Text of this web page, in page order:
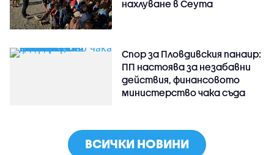
нахлуване в Сеута
Спор за Пловдивския панаир:
ПП настоява за незабавни
действия, финансовото
министерство чака съда
ВСИЧКИ НОВИНИ